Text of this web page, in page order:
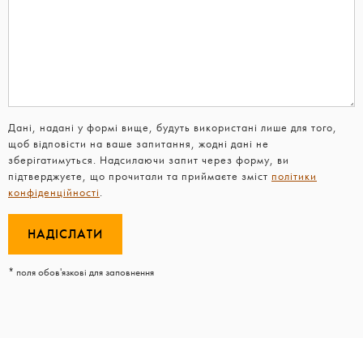
Дані, надані у формі вище, будуть використані лише для того,
щоб відповісти на ваше запитання, жодні дані не
зберігатимуться. Надсилаючи запит через форму, ви
підтверджуєте, що прочитали та приймаєте зміст політики
конфіденційності.
* поля обов'язкові для заповнення